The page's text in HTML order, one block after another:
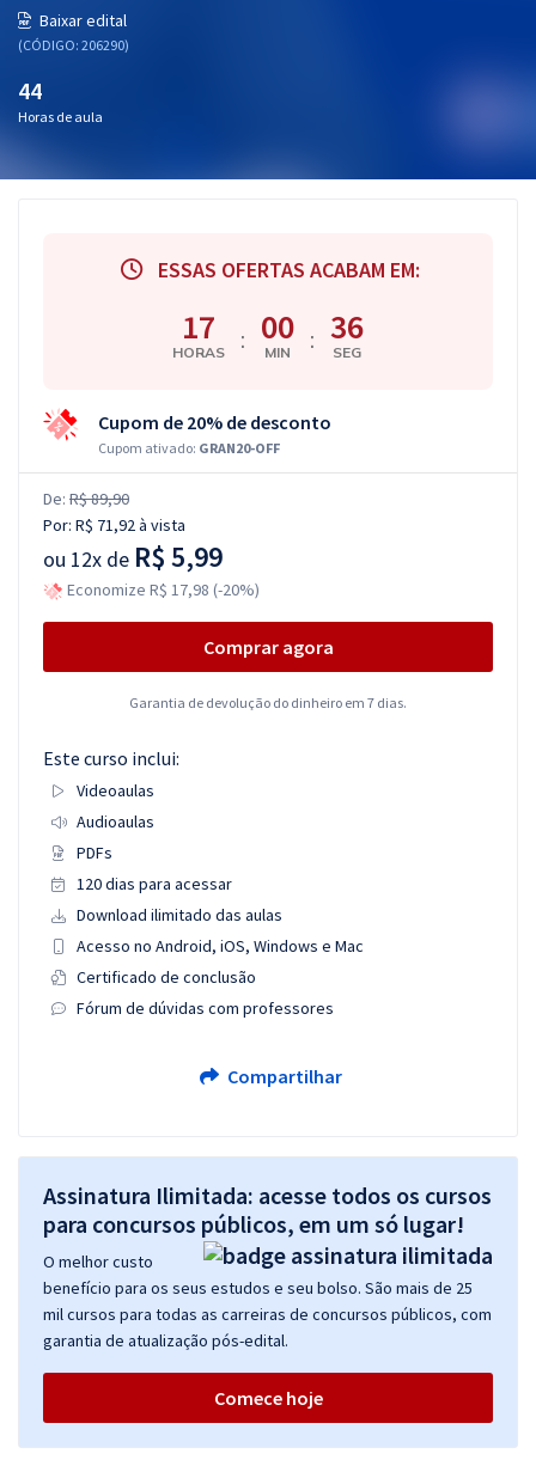
Baixar edital
(CÓDIGO: 206290)
44
Horas de aula
ESSAS OFERTAS ACABAM EM:
17
HORAS : 00
MIN : 35
SEG
Cupom de 20% de desconto
Cupom ativado: GRAN20-OFF
De: R$ 89,90
Por: R$ 71,92à vista
ou 12x de R$ 5,99
Economize R$ 17,98 (-20%)
Comprar agora
Garantia de devolução do dinheiro em 7 dias.
Este curso inclui:
Videoaulas
Audioaulas
PDFs
120 dias para acessar
Download ilimitado das aulas
Acesso no Android, iOS, Windows e Mac
Certificado de conclusão
Fórum de dúvidas com professores
Compartilhar
Assinatura Ilimitada: acesse todos os cursos
para concursos públicos, em um só lugar!
O melhor custo
benefício para os seus estudos e seu bolso. São mais de 25
mil cursos para todas as carreiras de concursos públicos, com
garantia de atualização pós-edital.
Comece hoje